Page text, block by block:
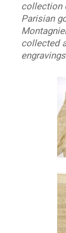
collection
Parisian
collected